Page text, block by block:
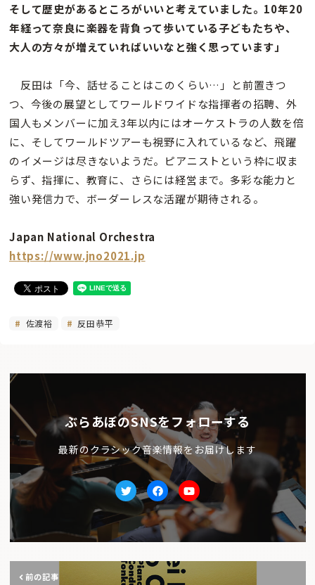
そして歴史があるところがいいと考えていました。10年20
年経って奈良に楽器を背負って歩いている子どもたちや、
大人の方々が増えていればいいなと強く思っています」
反田は「今、話せることはこのくらい…」と前置きつ
つ、今後の展望としてワールドワイドな指揮者の招聘、外
国人もメンバーに加え3年以内にはオーケストラの人数を倍
に、そしてワールドツアーも視野に入れているなど、飛躍
のイメージは尽きないようだ。ピアニストという枠に収ま
らず、指揮に、教育に、さらには経営まで。多彩な能力と
強い発信力で、ボーダーレスな活躍が期待される。
Japan National Orchestra
https://www.jno2021.jp
佐渡裕 反田恭平
ぶらあぼのSNSをフォローする
最新のクラシック音楽情報をお届けします
TwitterfacebookYoutube
前の記事